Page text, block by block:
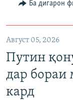
Ба дигарон
Август 05, 2026
Путин
дар бораи
кард